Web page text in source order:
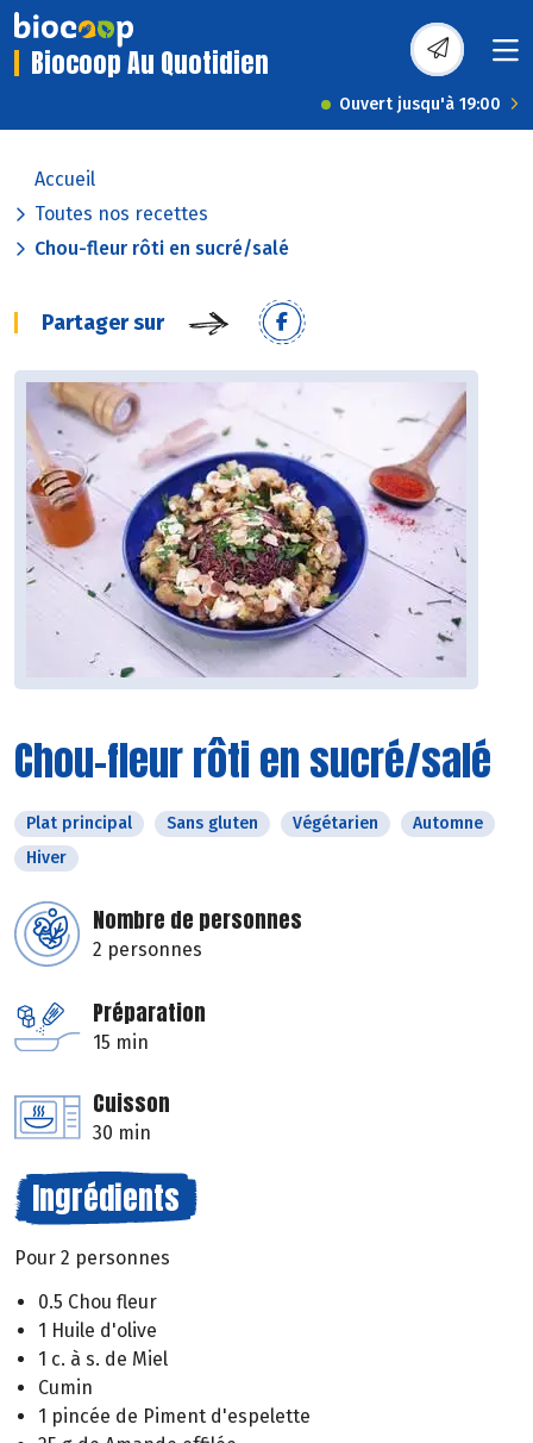
Biocoop Au Quotidien
Ouvert jusqu'à 19:00
Accueil
Toutes nos recettes
Chou-fleur rôti en sucré/salé
Partager sur
Chou-fleur rôti en sucré/salé
Plat principal Sans gluten Végétarien
Automne
Hiver
Nombre de personnes
2 personnes
Préparation
15 min
Cuisson
30 min
Ingrédients
Pour 2 personnes
0.5 Chou fleur
1 Huile d'olive
1 c. à s. de Miel
Cumin
1 pincée de Piment d'espelette